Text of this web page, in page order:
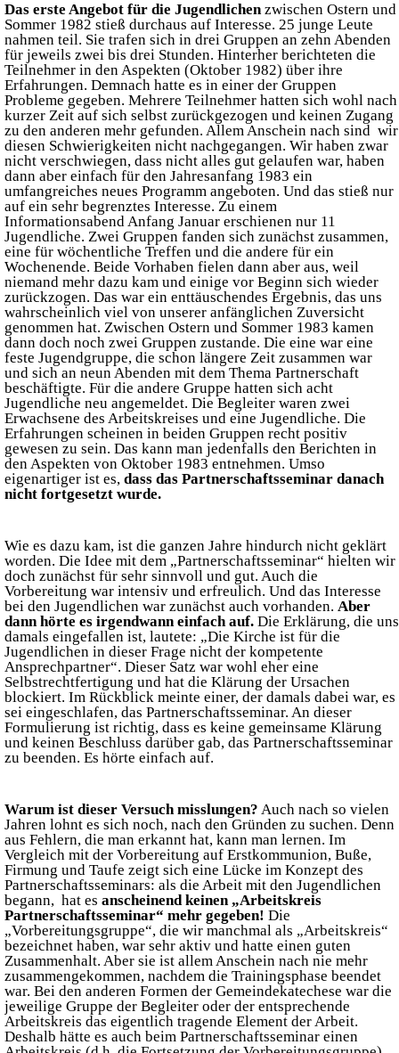
Das erste Angebot für die Jugendlichenzwischen Ostern und
Sommer 1982 stieß durchaus auf Interesse. 25 junge Leute
nahmen teil. Sie trafen sich in drei Gruppen an zehn Abenden
für jeweils zwei bis drei Stunden. Hinterher berichteten die
Teilnehmer in den Aspekten (Oktober 1982) über ihre
Erfahrungen. Demnach hatte es in einer der Gruppen
Probleme gegeben. Mehrere Teilnehmer hatten sich wohl nach
kurzer Zeit auf sich selbst zurückgezogen und keinen Zugang
zu den anderen mehr gefunden. Allem Anschein nach sind wir
diesen Schwierigkeiten nicht nachgegangen. Wir haben zwar
nicht verschwiegen, dass nicht alles gut gelaufen war, haben
dann aber einfach für den Jahresanfang 1983 ein
umfangreiches neues Programm angeboten. Und das stieß nur
auf ein sehr begrenztes Interesse. Zu einem
Informationsabend Anfang Januar erschienen nur 11
Jugendliche. Zwei Gruppen fanden sich zunächst zusammen,
eine für wöchentliche Treffen und die andere für ein
Wochenende. Beide Vorhaben fielen dann aber aus, weil
niemand mehr dazu kam und einige vor Beginn sich wieder
zurückzogen. Das war ein enttäuschendes Ergebnis, das uns
wahrscheinlich viel von unserer anfänglichen Zuversicht
genommen hat. Zwischen Ostern und Sommer 1983 kamen
dann doch noch zwei Gruppen zustande. Die eine war eine
feste Jugendgruppe, die schon längere Zeit zusammen war
und sich an neun Abenden mit dem Thema Partnerschaft
beschäftigte. Für die andere Gruppe hatten sich acht
Jugendliche neu angemeldet. Die Begleiter waren zwei
Erwachsene des Arbeitskreises und eine Jugendliche. Die
Erfahrungen scheinen in beiden Gruppen recht positiv
gewesen zu sein. Das kann man jedenfalls den Berichten in
den Aspekten von Oktober 1983 entnehmen. Umso
eigenartiger ist es, dass das Partnerschaftsseminar danach
nicht fortgesetzt wurde.
Wie es dazu kam, ist die ganzen Jahre hindurch nicht geklärt
worden. Die Idee mit dem „Partnerschaftsseminar“ hielten wir
doch zunächst für sehr sinnvoll und gut. Auch die
Vorbereitung war intensiv und erfreulich. Und das Interesse
bei den Jugendlichen war zunächst auch vorhanden. Aber
dann hörte es irgendwann einfach auf. Die Erklärung, die uns
damals eingefallen ist, lautete: „Die Kirche ist für die
Jugendlichen in dieser Frage nicht der kompetente
Ansprechpartner“. Dieser Satz war wohl eher eine
Selbstrechtfertigung und hat die Klärung der Ursachen
blockiert. Im Rückblick meinte einer, der damals dabei war, es
sei eingeschlafen, das Partnerschaftsseminar. An dieser
Formulierung ist richtig, dass es keine gemeinsame Klärung
und keinen Beschluss darüber gab, das Partnerschaftsseminar
zu beenden. Es hörte einfach auf.
Warum ist dieser Versuch misslungen? Auch nach so vielen
Jahren lohnt es sich noch, nach den Gründen zu suchen. Denn
aus Fehlern, die man erkannt hat, kann man lernen. Im
Vergleich mit der Vorbereitung auf Erstkommunion, Buße,
Firmung und Taufe zeigt sich eine Lücke im Konzept des
Partnerschaftsseminars: als die Arbeit mit den Jugendlichen
begann, hat es anscheinend keinen „Arbeitskreis
Partnerschaftsseminar“ mehr gegeben! Die
„Vorbereitungsgruppe“, die wir manchmal als „Arbeitskreis“
bezeichnet haben, war sehr aktiv und hatte einen guten
Zusammenhalt. Aber sie ist allem Anschein nach nie mehr
zusammengekommen, nachdem die Trainingsphase beendet
war. Bei den anderen Formen der Gemeindekatechese war die
jeweilige Gruppe der Begleiter oder der entsprechende
Arbeitskreis das eigentlich tragende Element der Arbeit.
Deshalb hätte es auch beim Partnerschaftsseminar einen